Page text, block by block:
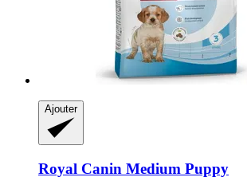
Ajouter
Royal Canin Medium Puppy